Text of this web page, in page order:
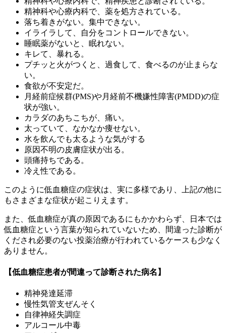
精神科や心療内科で、薬を処方されている。
落ち着きがない。集中できない。
イライラして、自分をコントロールできない。
睡眠薬がないと、眠れない。
キレて、暴れる。
プチッと火がつくと、過食して、食べるのが止まらな
い。
食欲が不安定だ。
月経前症候群(PMS)や月経前不機嫌性障害(PMDD)の症
状が強い。
カラダのあちこちが、痛い。
太っていて、なかなか痩せない。
水を飲んでも太るような気がする
原因不明の皮膚症状が出る。
頭痛持ちである。
冷え性である。
このように低血糖症の症状は、実に多様であり、上記の他に
もさまざまな症状が起こりえます。
また、低血糖症が真の原因であるにもかかわらず、日本では
低血糖症という言葉が知られていないため、間違った診断が
くだされ必要のない投薬治療が行われているケースも少なく
ありません。
【低血糖症患者が間違って診断された病名】
精神発達延滞
慢性気管支ぜんそく
自律神経失調症
アルコール中毒